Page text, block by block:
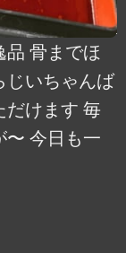
品 骨までほ
じいちゃんば
だけます 毎
〜 今日も一